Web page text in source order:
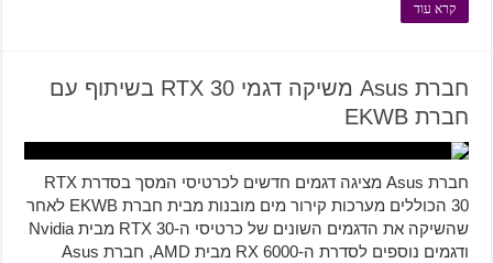
קרא עוד
חברת Asus משיקה דגמי RTX 30 בשיתוף עם
חברת EKWB
חברת Asus מציגה דגמים חדשים לכרטיסי המסך בסדרת RTX
30 הכוללים מערכות קירור מים מובנות מבית חברת EKWB לאחר
שהשיקה את הדגמים השונים של כרטיסי ה-RTX 30 מבית Nvidia
ודגמים נוספים לסדרת ה-RX 6000 מבית AMD, חברת Asus